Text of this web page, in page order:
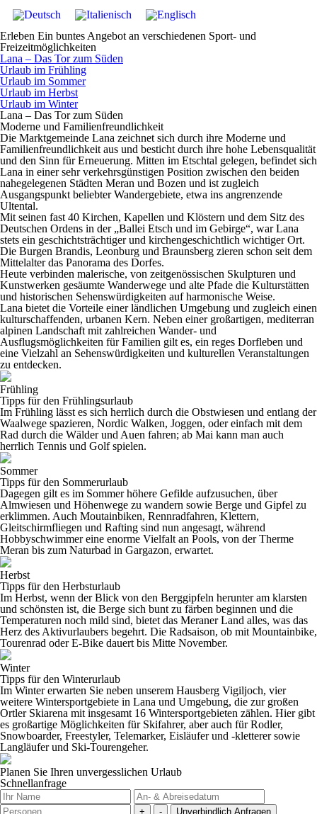
Erleben Ein buntes Angebot an verschiedenen Sport- und
Freizeitmöglichkeiten
Lana – Das Tor zum Süden
Urlaub im Frühling
Urlaub im Sommer
Urlaub im Herbst
Urlaub im Winter
Lana – Das Tor zum Süden
Moderne und Familienfreundlichkeit
Die Marktgemeinde Lana zeichnet sich durch ihre Moderne und
Familienfreundlichkeit aus und besticht durch ihre hohe Lebensqualität
und den Sinn für Erneuerung. Mitten im Etschtal gelegen, befindet sich
Lana in einer sehr verkehrsgünstigen Position zwischen den beiden
nahegelegenen Städten Meran und Bozen und ist zugleich
Ausgangspunkt beliebter Wandergebiete, etwa ins angrenzende
Ultental.
Mit seinen fast 40 Kirchen, Kapellen und Klöstern und dem Sitz des
Deutschen Ordens in der „Ballei Etsch und im Gebirge“, war Lana
stets ein geschichtsträchtiger und kirchengeschichtlich wichtiger Ort.
Die Burgen Brandis, Leonburg und Braunsberg zieren schon seit dem
Mittelalter das Panorama des Dorfes.
Heute verbinden malerische, von zeitgenössischen Skulpturen und
Kunstwerken gesäumte Wanderwege und alte Pfade die Kulturstätten
und historischen Sehenswürdigkeiten auf harmonische Weise.
Lana bietet die Vorteile einer ländlichen Umgebung und zugleich einen
kulturschaffenden, urbanen Kern. Neben einer großartigen, mediterran
alpinen Landschaft mit zahlreichen Wander- und
Ausflugsmöglichkeiten für Familien gilt es, ein reges Dorfleben und
eine Vielzahl an Sehenswürdigkeiten und kulturellen Veranstaltungen
zu entdecken.
Frühling
Tipps für den Frühlingsurlaub
Im Frühling lässt es sich herrlich durch die Obstwiesen und entlang der
Waalwege spazieren, Nordic Walken, Joggen, oder einfach mit dem
Rad durch die Wälder und Auen fahren; ab Mai kann man auch
herrlich Tennis und Golfspielen.
Sommer
Tipps für den Sommerurlaub
Dagegen gilt es im Sommerhöhere Gefilde aufzusuchen, über
Almwiesen und Höhenwege zu wandern sowie Berge und Gipfel zu
erklimmen. Auch Moutainbiken, Rennradfahren, Klettern,
Gleitschirmfliegen und Rafting sind nun angesagt, während
Hobbyschwimmer eine enorme Vielfalt an Pools, von derTherme
Meran bis zum Naturbad in Gargazon, erwartet.
Herbst
Tipps für den Herbsturlaub
Im Herbst, wenn der Blick von den Berggipfeln herunter am klarsten
und schönsten ist, die Berge sich bunt zu färben beginnen und die
Temperaturen noch mild sind, bietet das Meraner Land alles, was das
Herz des Aktivurlaubers begehrt. Die Radsaison, ob mit Mountainbike,
Tourenrad oderE-Bike dauert bis Mitte November.
Winter
Tipps für den Winterurlaub
Im Wintererwarten Sie neben unserem Hausberg Vigiljoch, vier
weitere Wintersportgebiete in Lana und Umgebung, die zur großen
Ortler Skiarena mit insgesamt 16 Wintersportgebieten zählen. Hier gibt
es großartige Möglichkeiten für Skifahrer, aber auch fürRodler,
Snowboarder, Freestyler, Telemarker, Eisläufer und -kletterersowie
Langläufer und Ski-Tourengeher.
Planen Sie Ihren unvergesslichen Urlaub
Schnellanfrage
+ -